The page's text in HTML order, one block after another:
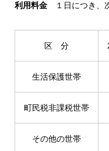
利用料金 １日につき、
区 分
生活保護世帯
町民税非課税世帯
その他の世帯